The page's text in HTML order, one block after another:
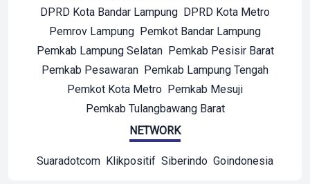
DPRD Kota Bandar Lampung DPRD Kota Metro
Pemrov Lampung Pemkot Bandar Lampung
Pemkab Lampung Selatan Pemkab Pesisir Barat
Pemkab Pesawaran Pemkab Lampung Tengah
Pemkot Kota Metro Pemkab Mesuji
Pemkab Tulangbawang Barat
NETWORK
Suaradotcom Klikpositif Siberindo Goindonesia